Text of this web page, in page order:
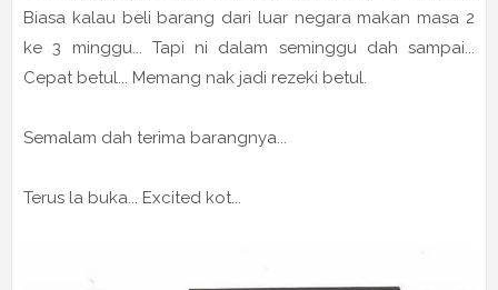
Biasa kalau beli barang dari luar negara makan masa 2
ke 3 minggu... Tapi ni dalam seminggu dah sampai...
Cepat betul... Memang nak jadi rezeki betul.
Semalam dah terima barangnya...
Terus la buka... Excited kot...